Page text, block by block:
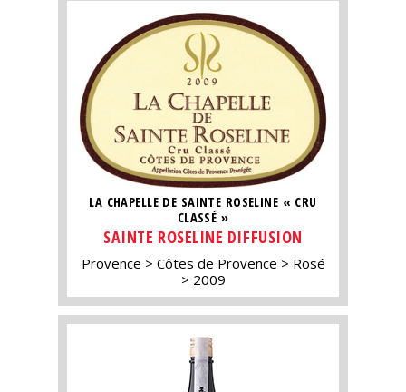
LA CHAPELLE DE SAINTE ROSELINE « CRU
CLASSÉ »
SAINTE ROSELINE DIFFUSION
Provence Côtes de Provence
Rosé
2009